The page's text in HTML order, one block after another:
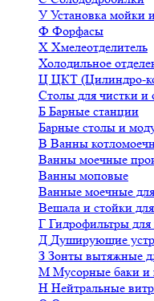
У Установка мойки
Ф Форфасы
Х Хмелеотделитель
Холодильное
Ц ЦКТ (Цилиндро-
Столы для чистки и
Б Барные станции
Барные столы и
В Ванны
Ванны моечные
Ванны моповые
Ванные моечные
Вешала и стойки
Г Гидрофильтры для
Д Душирующие
З Зонты вытяжные
М Мусорные баки и
Н Нейтральные